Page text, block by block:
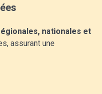
nationales et
assurant une